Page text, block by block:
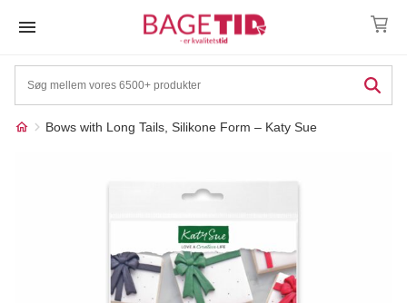
Bows with Long Tails, Silikone Form – Katy Sue
disse produkter have din